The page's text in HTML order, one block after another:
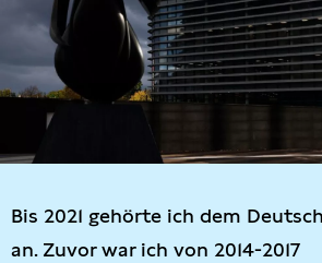
Bis 2021 gehörte ich dem
an. Zuvor war ich von 2014-2017